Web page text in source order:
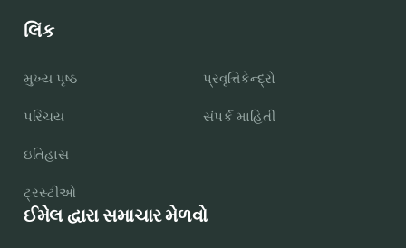
લિંક
મુખ્ય પૃષ્ઠ
પરિચય
ઇતિહાસ
ટ્રસ્ટીઓ
પ્રવૃત્તિકેન્દ્રો
સંપર્ક માહિતી
ઈમેલ દ્વારા સમાચાર મેળવો